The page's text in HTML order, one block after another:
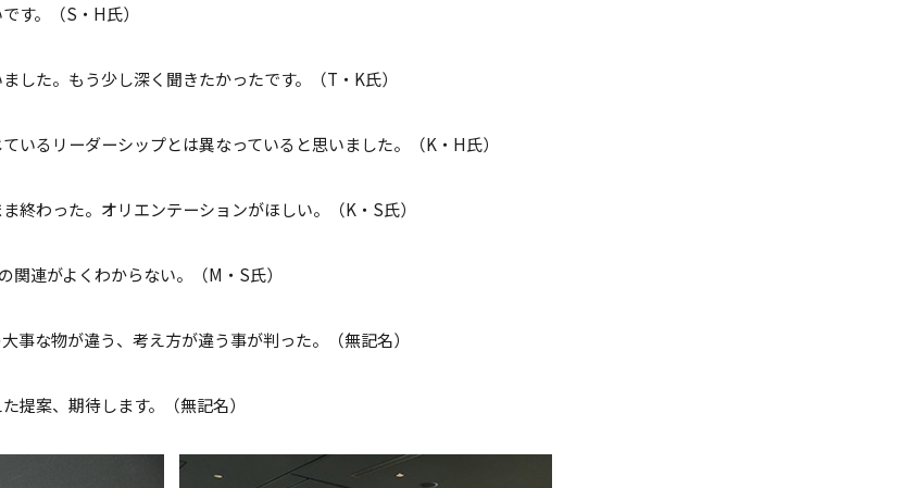
す。（S・H氏）
した。もう少し深く聞きたかったです。（T・K氏）
いるリーダーシップとは異なっていると思いました。（K・H氏）
終わった。オリエンテーションがほしい。（K・S氏）
関連がよくわからない。（M・S氏）
事な物が違う、考え方が違う事が判った。（無記名）
提案、期待します。（無記名）